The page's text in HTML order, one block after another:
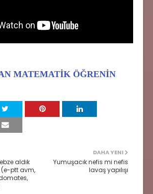
MATEMATİK ÖĞRENİN
DAHA YENI
Yumuşacık nefis mi nefis
lavaş yapılışı
aldık
(e-ptt avm,